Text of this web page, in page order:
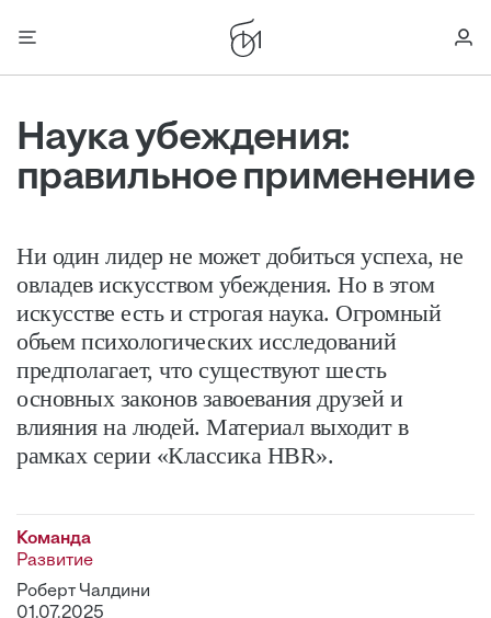
Наука убеждения:
правильное применение
Ни один лидер не может добиться успеха, не
овладев искусством убеждения. Но в этом
искусстве есть и строгая наука. Огромный
объем психологических исследований
предполагает, что существуют шесть
основных законов завоевания друзей и
влияния на людей. Материал выходит в
рамках серии «Классика HBR».
Команда
Развитие
Роберт Чалдини
01.07.2025